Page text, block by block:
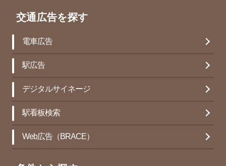
交通広告を探す
電車広告
駅広告
デジタルサイネージ
駅看板検索
Web広告（BRACE）